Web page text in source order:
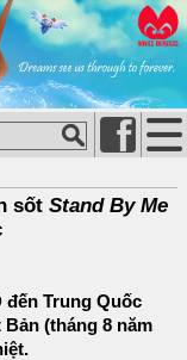
sốt Stand By Me
đến Trung Quốc
(tháng 8 năm